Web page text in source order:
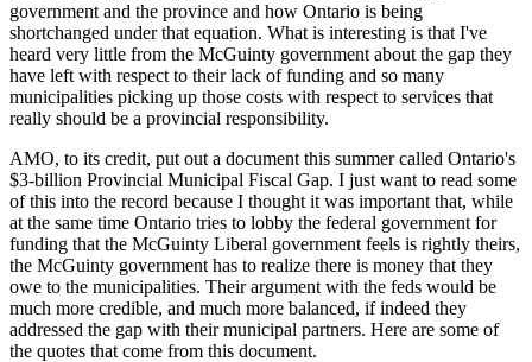
government and the province and how Ontario is being
shortchanged under that equation. What is interesting is that I've
heard very little from the McGuinty government about the gap they
have left with respect to their lack of funding and so many
municipalities picking up those costs with respect to services that
really should be a provincial responsibility.
AMO, to its credit, put out a document this summer called Ontario's
$3-billion Provincial Municipal Fiscal Gap. I just want to read some
of this into the record because I thought it was important that, while
at the same time Ontario tries to lobby the federal government for
funding that the McGuinty Liberal government feels is rightly theirs,
the McGuinty government has to realize there is money that they
owe to the municipalities. Their argument with the feds would be
much more credible, and much more balanced, if indeed they
addressed the gap with their municipal partners. Here are some of
the quotes that come from this document.